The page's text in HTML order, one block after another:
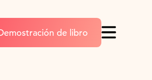
de libro